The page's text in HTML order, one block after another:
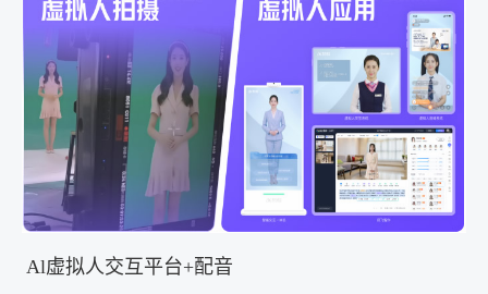
Al虚拟人交互平台+配音